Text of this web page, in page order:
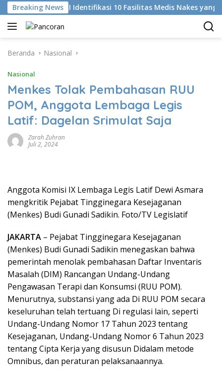
Langsung
ke
konten
Breaking News
KKI Identifikasi 10 Fasilitas Medis Nakes yang
Beranda Nasional
Nasional
Menkes Tolak Pembahasan RUU
POM, Anggota Lembaga Legis
Latif: Dagelan Srimulat Saja
Zarah Zuhran
Juli 2, 2024
Anggota Komisi IX Lembaga Legis Latif Dewi Asmara
mengkritik Pejabat Tingginegara Kesejaganan
(Menkes) Budi Gunadi Sadikin. Foto/TV Legislatif
JAKARTA – Pejabat Tingginegara Kesejaganan
(Menkes) Budi Gunadi Sadikin menegaskan bahwa
pemerintah menolak pembahasan Daftar Inventaris
Masalah (DIM) Rancangan Undang-Undang
Pengawasan Terapi dan Konsumsi (RUU POM).
Menurutnya, substansi yang ada Di RUU POM secara
keseluruhan telah tertuang Di regulasi lain, seperti
Undang-Undang Nomor 17 Tahun 2023 tentang
Kesejaganan, Undang-Undang Nomor 6 Tahun 2023
tentang Cipta Kerja yang disusun Didalam metode
Omnibus, dan peraturan pelaksanaannya.